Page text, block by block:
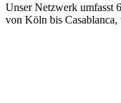
Unser Netzwerk umfasst
von Köln bis